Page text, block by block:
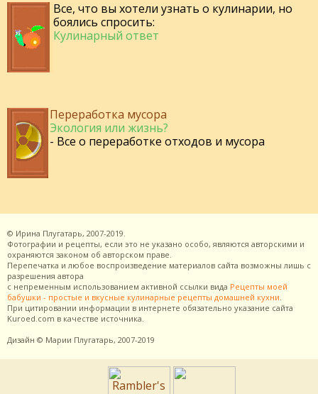
Все, что вы хотели узнать о кулинарии, но
боялись спросить:
Кулинарный ответ
Переработка мусора
Экология или жизнь?
- Все о переработке отходов и мусора
© Ирина Плугатарь, 2007-2019.
Фотографии и рецепты, если это не указано особо, являются авторскими и
охраняются законом об авторском праве.
Перепечатка и любое воспроизведение материалов сайта возможны лишь с
разрешения автора
с непременным использованием активной ссылки вида Рецепты моей
бабушки - простые и вкусные кулинарные рецепты домашней кухни.
При цитировании информации в интернете обязательно указание сайта
Kuroed.com в качестве источника.
Дизайн © Марии Плугатарь, 2007-2019